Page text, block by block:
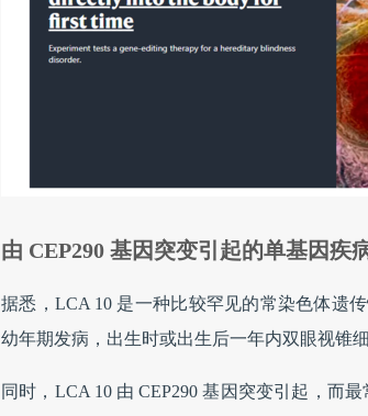
由 CEP290 基因突变引起的单基因疾
据悉，LCA 10 是一种比较罕见的常染色体遗
幼年期发病，出生时或出生后一年内双眼视锥
同时，LCA 10 由 CEP290 基因突变引起，而